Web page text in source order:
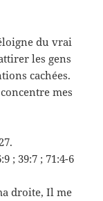
du vrai
les gens
cachées.
mes
; 39:7 ; 71:4-6
droite, Il me